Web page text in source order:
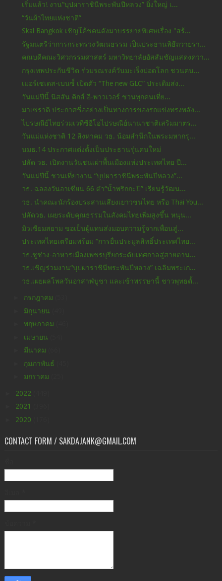
เริ่มแล้ว! งาน“บุปผาราชินีพระพันปีหลวง” ยิ่งใหญ่ เ...
“วันผ้าไทยแห่งชาติ”
Skal Bangkok เชิญโค้ชคนดังมาบรรยายพิเศษเรื่อง "สร้...
รัฐมนตรีว่าการกระทรวงวัฒนธรรม เป็นประธานพิธีถวายรา...
คณบดีคณะวิศวกรรมศาสตร์ มหาวิทยาลัยอัสสัมชัญแสดงควา...
กรุงเทพประกันชีวิต ร่วมรณรงค์วันมะเร็งปอดโลก ชวนคน...
เมอร์เซเดส-เบนซ์์ เปิดตัว “The new GLC” ประเดิมส่ง...
วันแม่ปีนี้ นิสสัน คิกส์ อี-พาวเวอร์ ชวนทุกคนเที่ย...
มาเซราติ ประกาศชื่ออย่างเป็นทางการของรถแข่งทรงพลัง...
ไปรษณีย์ไทยร่วมเวทีซีอีโอไปรษณีย์นานาชาติเสริมมาตร...
วันแม่แห่งชาติ 12 สิงหาคม วธ. น้อมสำนึกในพระมหากรุ...
นมธ.14 ประกาศแต่งตั้งเป็นประธานรุ่นคนใหม่
ปลัด วธ. เปิดงานวันชนเผ่าพื้นเมืองแห่งประเทศไทย ปี...
วันแม่ปีนี้ ชวนเที่ยวงาน “บุปผาราชินีพระพันปีหลวง”...
วธ. ฉลองวันอาเซียน 66 ตำ“น้ำพริกกะปิ” เรียนรู้วัฒน...
วธ. นำคณะนักร้องประสานเสียงเยาวชนไทย หรือ Thai You...
ปลัดวธ. เผยระดับคุณธรรมในสังคมไทยเพิ่มสูงขึ้น หนุน...
มิวเซียมสยาม ขอเป็นผู้แทนส่งมอบความรู้จากเพื่อนสู่...
ประเทศไทยเตรียมพร้อม “การยื่นประมูลสิทธิ์ประเทศไทย...
วธ.ชูช่าง-อาหารเมืองเพชรบุรียกระดับเทศกาลสู่สายตาน...
วธ.เชิญร่วมงาน“บุปผาราชินีพระพันปีหลวง” เฉลิมพระเก...
วธ.เผยผลโพลวันอาสาฬบูชา และเข้าพรรษานี้ ชาวพุทธตั้...
กรกฎาคม
มิถุนายน
พฤษภาคม
เมษายน
มีนาคม
กุมภาพันธ์
มกราคม
2022
2021
2020
CONTACT FORM / SAKDAJANK@GMAIL.COM